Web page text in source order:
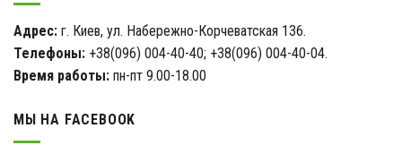
Адрес: г. Киев, ул. Набережно-Корчеватская 136.
Телефоны: +38(096) 004-40-40; +38(096) 004-40-04.
Время работы: пн-пт 9.00-18.00
МЫ НА FACEBOOK